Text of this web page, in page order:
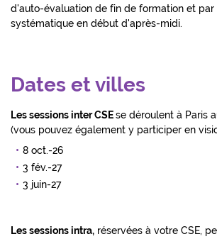
d'auto-évaluation de fin de formation et
systématique en début d'après-midi.
Dates et villes
Les sessions inter CSEse déroulent à Paris
(vous pouvez également y participer en
8 oct.-26
3 fév.-27
3 juin-27
Les sessions intra, réservées à votre CSE,